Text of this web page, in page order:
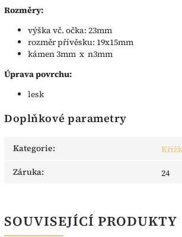
Rozměry:
výška vč. očka: 23mm
rozměr přívěsku: 19x15mm
kámen 3mm x n3mm
Úprava povrchu:
lesk
Doplňkové parametry
Kategorie:
Záruka: 24
SOUVISEJÍCÍ PRODUKTY